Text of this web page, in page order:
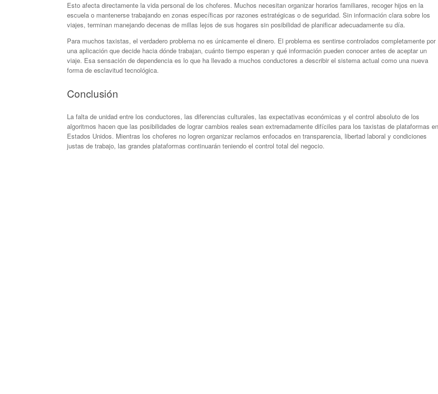
Esto afecta directamente la vida personal de los choferes. Muchos necesitan organizar horarios familiares, recoger hijos en la
escuela o mantenerse trabajando en zonas específicas por razones estratégicas o de seguridad. Sin información clara sobre los
viajes, terminan manejando decenas de millas lejos de sus hogares sin posibilidad de planificar adecuadamente su día.
Para muchos taxistas, el verdadero problema no es únicamente el dinero. El problema es sentirse controlados completamente por
una aplicación que decide hacia dónde trabajan, cuánto tiempo esperan y qué información pueden conocer antes de aceptar un
viaje. Esa sensación de dependencia es lo que ha llevado a muchos conductores a describir el sistema actual como una nueva
forma de esclavitud tecnológica.
Conclusión
La falta de unidad entre los conductores, las diferencias culturales, las expectativas económicas y el control absoluto de los
algoritmos hacen que las posibilidades de lograr cambios reales sean extremadamente difíciles para los taxistas de plataformas en
Estados Unidos. Mientras los choferes no logren organizar reclamos enfocados en transparencia, libertad laboral y condiciones
justas de trabajo, las grandes plataformas continuarán teniendo el control total del negocio.